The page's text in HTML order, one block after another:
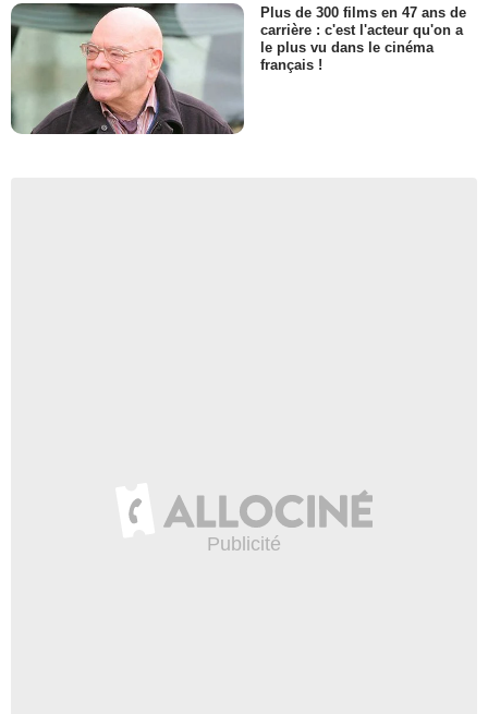
Plus de 300 films en 47 ans de
carrière : c'est l'acteur qu'on a
le plus vu dans le cinéma
français !